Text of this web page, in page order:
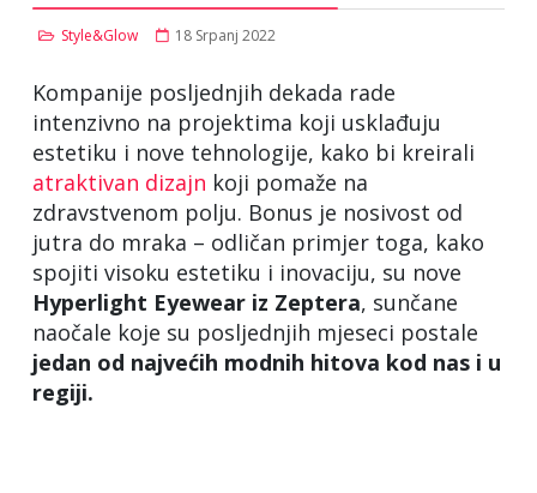
Style&Glow 18 Srpanj 2022
Kompanije posljednjih dekada rade
intenzivno na projektima koji usklađuju
estetiku i nove tehnologije, kako bi kreirali
atraktivan dizajn koji pomaže na
zdravstvenom polju. Bonus je nosivost od
jutra do mraka – odličan primjer toga, kako
spojiti visoku estetiku i inovaciju, su nove
Hyperlight Eyewear iz Zeptera, sunčane
naočale koje su posljednjih mjeseci postale
jedan od najvećih modnih hitova kod nas i u
regiji.